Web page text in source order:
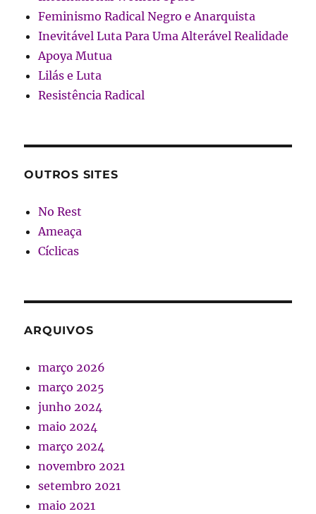
Feminismo Radical Negro e Anarquista
Inevitável Luta Para Uma Alterável Realidade
Apoya Mutua
Lilás e Luta
Resistência Radical
OUTROS SITES
No Rest
Ameaça
Cíclicas
ARQUIVOS
março 2026
março 2025
junho 2024
maio 2024
março 2024
novembro 2021
setembro 2021
maio 2021